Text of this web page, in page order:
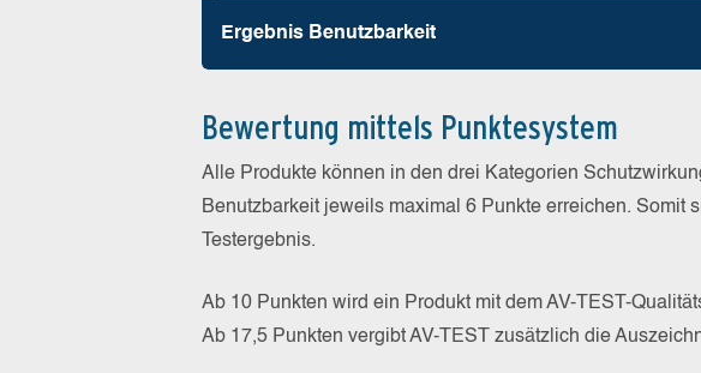
Ergebnis Benutz­barkeit
Bewertung mittels Punktesystem
Alle Produkte können in den drei Kategorien
Benutzbarkeit jeweils maximal 6 Punkte erreichen. Somit
Testergebnis.
Ab 10 Punkten wird ein Produkt mit dem AV-TEST-
Ab 17,5 Punkten vergibt AV-TEST zusätzlich die